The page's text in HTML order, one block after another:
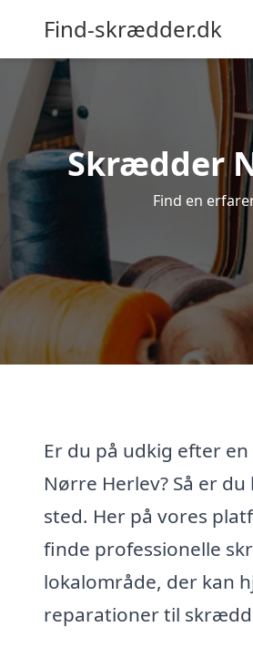
Find-skrædder.dk
Skrædder
Find en
Er du på udkig efter
Nørre Herlev? Så er
sted. Her på vores
finde professionelle
lokalområde, der kan
reparationer til